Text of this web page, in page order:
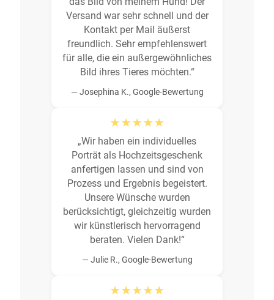
Versand war sehr schnell und der
Kontakt per Mail äußerst
freundlich. Sehr empfehlenswert
für alle, die ein außergewöhnliches
Bild ihres Tieres möchten.“
— Josephina K., Google-Bewertung
★★★★★
„Wir haben ein individuelles
Porträt als Hochzeitsgeschenk
anfertigen lassen und sind von
Prozess und Ergebnis begeistert.
Unsere Wünsche wurden
berücksichtigt, gleichzeitig wurden
wir künstlerisch hervorragend
beraten. Vielen Dank!“
— Julie R., Google-Bewertung
★★★★★